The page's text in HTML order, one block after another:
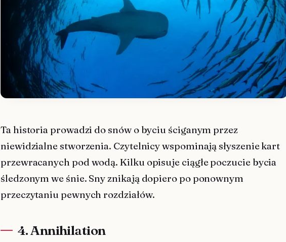
Ta historia prowadzi do snów o byciu ściganym przez
niewidzialne stworzenia. Czytelnicy wspominają słyszenie kart
przewracanych pod wodą. Kilku opisuje ciągłe poczucie bycia
śledzonym we śnie. Sny znikają dopiero po ponownym
przeczytaniu pewnych rozdziałów.
4. Annihilation